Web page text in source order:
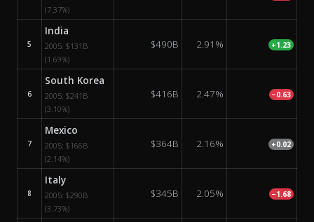
(7.37%)
5
India
2005: $131B
(1.69%)
$490B 2.91% +1.23
6
South Korea
2005: $241B
(3.10%)
$416B 2.47% −0.63
7
Mexico
2005: $166B
(2.14%)
$364B 2.16% +0.02
8
Italy
2005: $290B
(3.73%)
$345B 2.05% −1.68